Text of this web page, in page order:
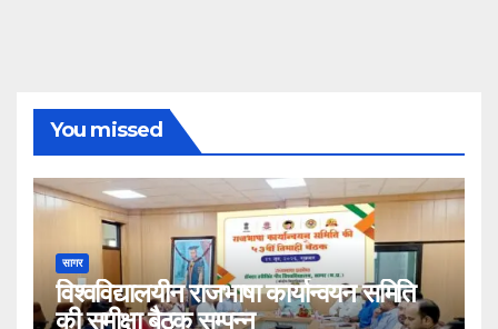
You missed
सागर
विश्वविद्यालयीन राजभाषा कार्यान्वयन समिति
की समीक्षा बैठक सम्पन्न